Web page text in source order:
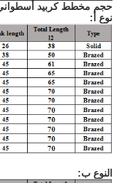
حجم مخطط كربيد أسطواني
نوع أ:
النوع ب: